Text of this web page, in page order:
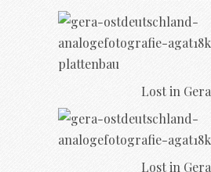
Lost in Gera
Lost in Gera